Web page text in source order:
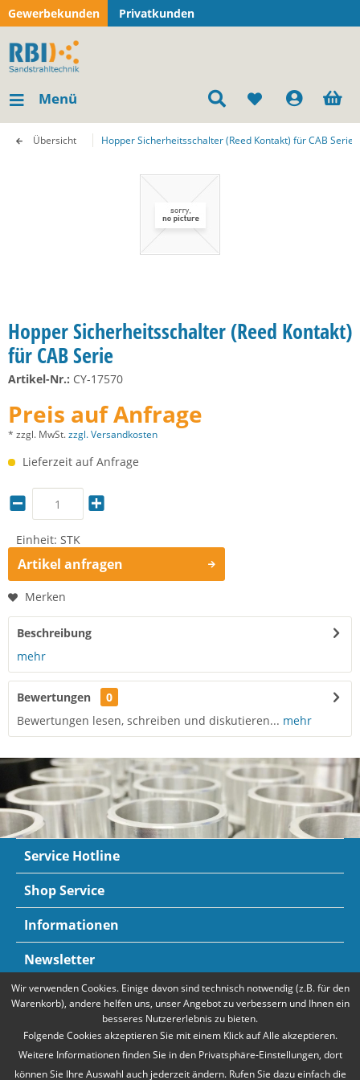
Gewerbekunden Privatkunden
Menü
Übersicht Hopper Sicherheitsschalter (Reed Kontakt) für CAB Serie
Hopper Sicherheitsschalter (Reed Kontakt)
für CAB Serie
Artikel-Nr.: CY-17570
Preis auf Anfrage
* zzgl. MwSt.zzgl. Versandkosten
Lieferzeit auf Anfrage
Einheit: STK
Artikel anfragen
Merken
Beschreibung
mehr
Bewertungen
0
Bewertungen lesen, schreiben und diskutieren... mehr
Service Hotline
Shop Service
Informationen
Newsletter
Zahlungsarten Mehr Informationen
Wir verwenden Cookies. Einige davon sind technisch notwendig (z.B. für den
Warenkorb), andere helfen uns, unser Angebot zu verbessern und Ihnen ein
besseres Nutzererlebnis zu bieten.
Folgende Cookies akzeptieren Sie mit einem Klick auf Alle akzeptieren.
Weitere Informationen finden Sie in den Privatsphäre-Einstellungen, dort
können Sie Ihre Auswahl auch jederzeit ändern. Rufen Sie dazu einfach die